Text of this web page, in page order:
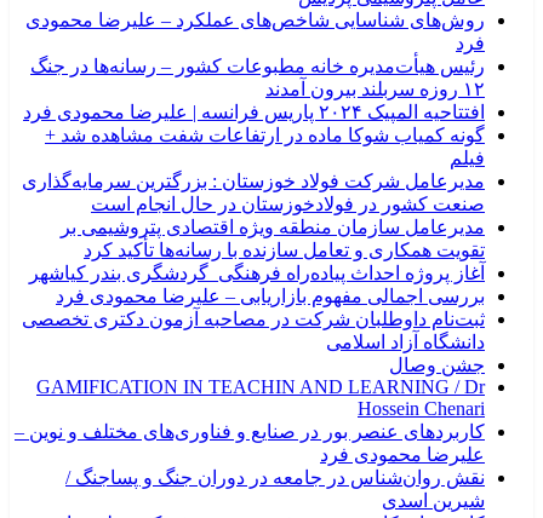
روش‌های شناسایی شاخص‌های عملکرد – علیرضا محمودی
فرد
رئیس هیأت‌مدیره خانه مطبوعات کشور – رسانه‌ها در جنگ
۱۲ روزه سربلند بیرون آمدند
افتتاحیه المپیک ۲۰۲۴ پاریس فرانسه | علیرضا محمودی فرد
گونه کمیاب شوکا ماده در ارتفاعات شفت مشاهده شد +
فیلم
مدیرعامل شرکت فولاد خوزستان : بزرگترین سرمایه‌گذاری
صنعت کشور در فولادخوزستان در حال انجام است
مدیرعامل سازمان منطقه ویژه اقتصادی پتروشیمی بر
تقویت همکاری و تعامل سازنده با رسانه‌ها تأکید کرد
آغاز پروژه احداث پیاده‌راه فرهنگی_گردشگری بندر کیاشهر
بررسی اجمالی مفهوم بازاریابی – علیرضا محمودی فرد
ثبت‌نام داوطلبان شرکت در مصاحبه آزمون دکتری تخصصی
دانشگاه آزاد اسلامی
جشن وصال
GAMIFICATION IN TEACHIN AND LEARNING / Dr
Hossein Chenari
کاربردهای عنصر بور در صنایع و فناوری‌های مختلف و نوین –
علیرضا محمودی فرد
نقش روان‌شناس در جامعه در دوران جنگ و پساجنگ /
شیرین اسدی